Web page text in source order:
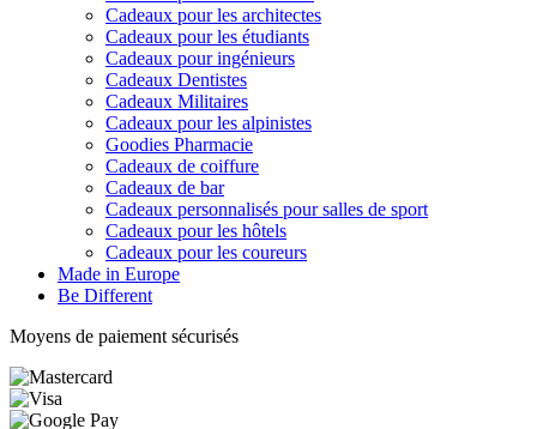
Cadeaux pour les architectes
Cadeaux pour les étudiants
Cadeaux pour ingénieurs
Cadeaux Dentistes
Cadeaux Militaires
Cadeaux pour les alpinistes
Goodies Pharmacie
Cadeaux de coiffure
Cadeaux de bar
Cadeaux personnalisés pour salles de sport
Cadeaux pour les hôtels
Cadeaux pour les coureurs
Made in Europe
Be Different
Moyens de paiement sécurisés